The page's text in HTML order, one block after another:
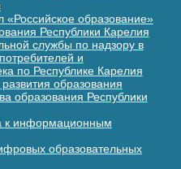
образование»
Республики Карелия
службы по надзору в
и
по Республике Карелия
образования
образования Республики
к информационным
образовательных